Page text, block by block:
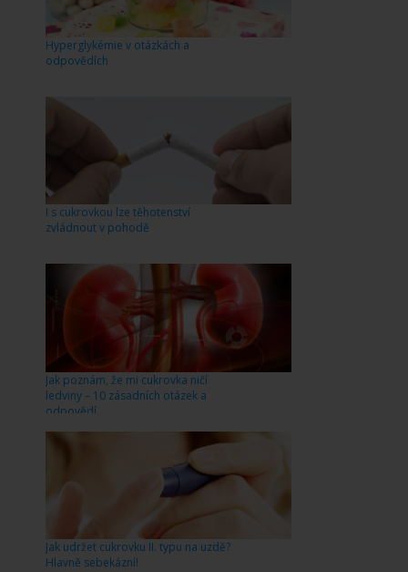
Hyperglykémie v otázkách a
odpovědích
I s cukrovkou lze těhotenství
zvládnout v pohodě
Jak poznám, že mi cukrovka ničí
ledviny – 10 zásadních otázek a
odpovědí
Jak udržet cukrovku II. typu na uzdě?
Hlavně sebekázní!